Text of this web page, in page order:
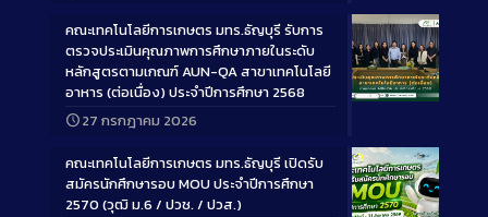
Long
คณะเทคโนโลยีการเกษตร มทร.ธัญบุรี รับการ
ตรวจประเมินคุณภาพการศึกษาภายในระดับ
หลักสูตรตามเกณฑ์ AUN-QA สาขาเทคโนโลยี
อาหาร (ต่อเนื่อง) ประจำปีการศึกษา 2568
27 กรกฎาคม 2026
คณะเทคโนโลยีการเกษตร มทร.ธัญบุรี เปิดรับ
สมัครนักศึกษารอบ MOU ประจำปีการศึกษา
2570 (วุฒิ ม.6 / ปวช. / ปวส.)